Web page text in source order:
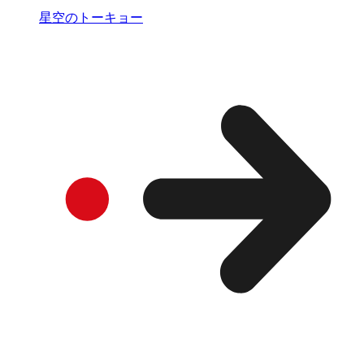
星空のトーキョー